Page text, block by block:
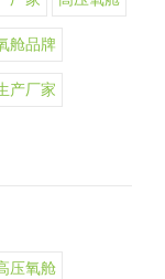
舱品牌
产厂家
压氧舱